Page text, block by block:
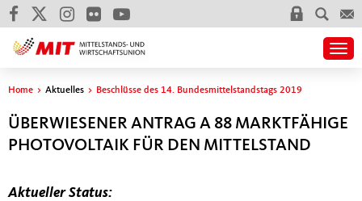
Sie sind hier
Home > Aktuelles > Beschlüsse des 14. Bundesmittelstandstags 2019
ÜBERWIESENER ANTRAG A 88 MARKTFÄHIGE
PHOTOVOLTAIK FÜR DEN MITTELSTAND
Aktueller Status: